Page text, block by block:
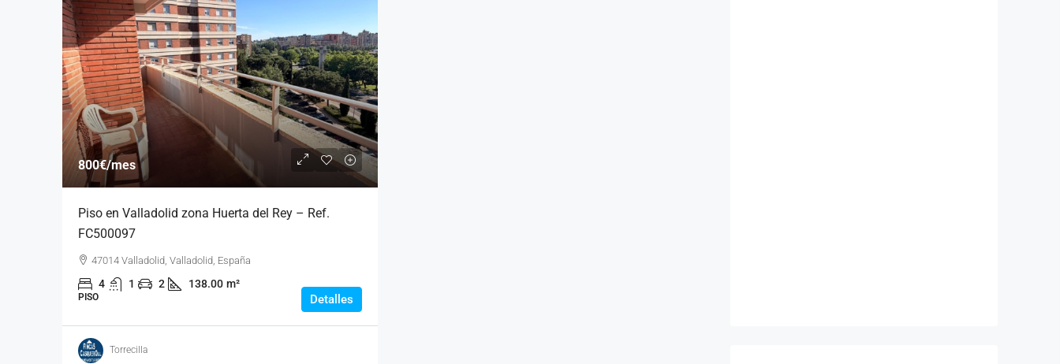
800€/mes
Piso en Valladolid zona Huerta del Rey – Ref.
FC500097
47014 Valladolid, Valladolid, España
4 1 2 138.00 m²
PISO Detalles
Torrecilla